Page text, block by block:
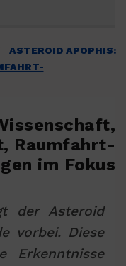
ASTEROID APOPHIS:
Raumfahrt-
im Fokus
der Asteroid
vorbei. Diese
Erkenntnisse